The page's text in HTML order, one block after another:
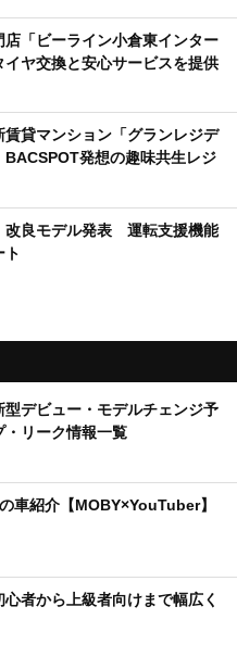
店「ビーライン小倉東インター
ヤ交換と安心サービスを提供
賃貸マンション「グランレジデ
発想の趣味共生レジ
改良モデル発表 運転支援機能
ト
型デビュー・モデルチェンジ予
・リーク情報一覧
車紹介【MOBY×YouTuber】
心者から上級者向けまで幅広く